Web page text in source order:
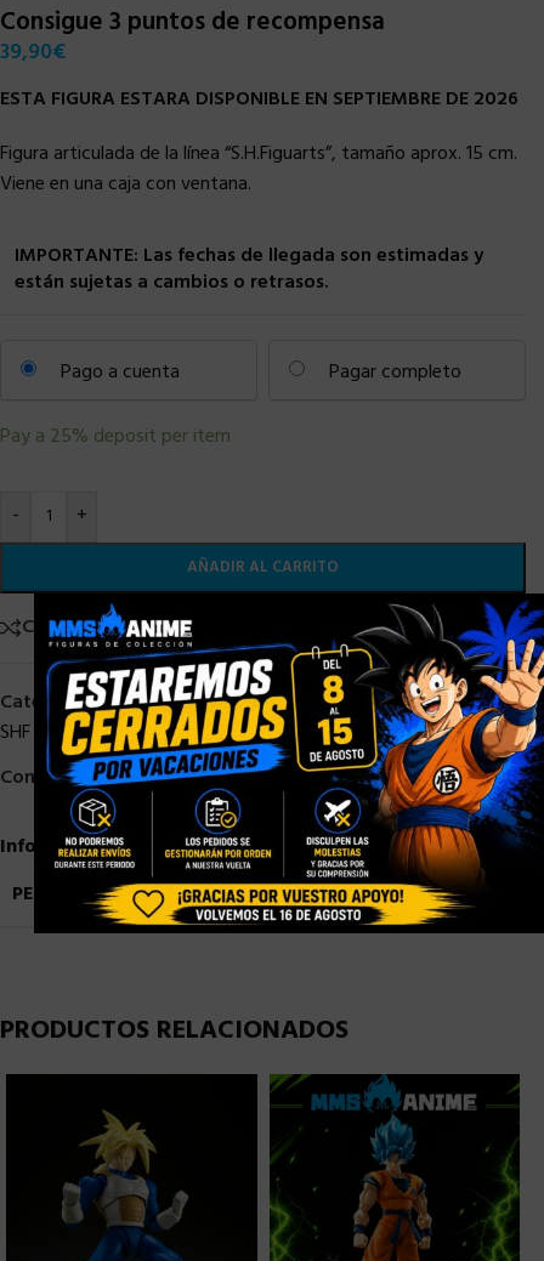
Consigue 3 puntos de recompensa
39,90€
ESTA FIGURA ESTARA DISPONIBLE EN SEPTIEMBRE DE 2026
Figura articulada de la línea “S.H.Figuarts”, tamaño aprox. 15 cm.
Viene en una caja con ventana.
IMPORTANTE: Las fechas de llegada son estimadas y
están sujetas a cambios o retrasos.
Pago a cuenta Pagar completo
Pay a 25% deposit per item
- +
AÑADIR AL CARRITO
Comparar Añadir a la lista de deseos
Categorías:Bandai,DRAGON BALL, PRE-ORDER,S. H. Figuarts,
SHF DRAGON BALL
Compartir:
Información adicional
PESO
0,9 kg
PRODUCTOS RELACIONADOS
×